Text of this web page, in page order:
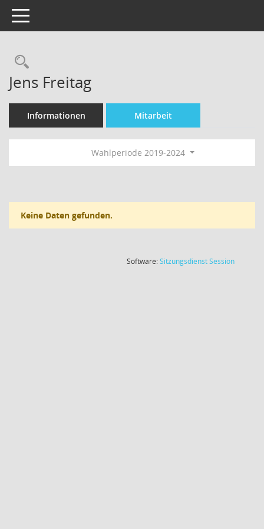
Toggle navigation
Rechercheauswahl
Jens Freitag
Informationen Mitarbeit
Wahlperiode 2019-2024
Keine Daten gefunden.
Software:SitzungsdienstSession(Wird in